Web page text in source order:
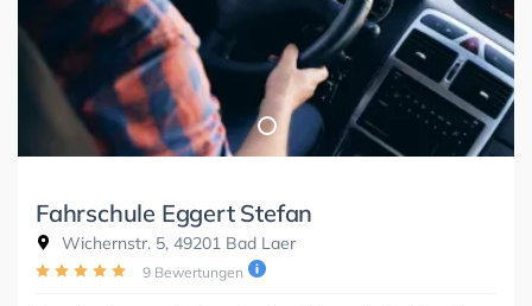
Fahrschule Eggert Stefan
Wichernstr. 5, 49201 Bad Laer
9 Bewertungen